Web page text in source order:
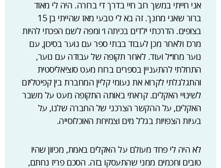
אני חייתי במשך רוב חיי בדרך די ברורה. היה לי מאוד
ברור שאני מחנך. זה בא לי טבעי מאז שהייתי בן 15
בצופים. הדרכתי ילדים בכיתה ו׳ ומפה לשם הפכתי להיות
מרכז ולאחר מכן לעבוד בבתי ספר עם נוער בסיכון, עם
נוער מחו׳׳ל ועוד. לאחר תקופה של עבודה עם נוער,
התחלתי להתעניין בספרים ברוח מעט סוציאליסטית
והתגלגלתי לקרוא את נעומי קליין המחברת בין קפיטליזם
לשינויי האקלים. קראתי באותה התקופה מעט על משבר
האקלים, על ההקשר הצרכני של החברה שלנו, על
בעיות הצפויות בגלל מים וצמיחת האוכלוסייה.
לא היה לי פחד מעולם על האקלים באמת, מכיוון שהיו
טובים וחכמים ממני שהתעסקו בזה. הסכם פריז נחתם,